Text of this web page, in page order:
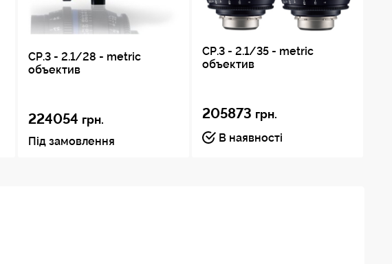
CP.3 - 2.1/28 - metric
объектив
224054 грн.
Під замовлення
CP.3 - 2.1/35 - metric
объектив
205873 грн.
В наявності